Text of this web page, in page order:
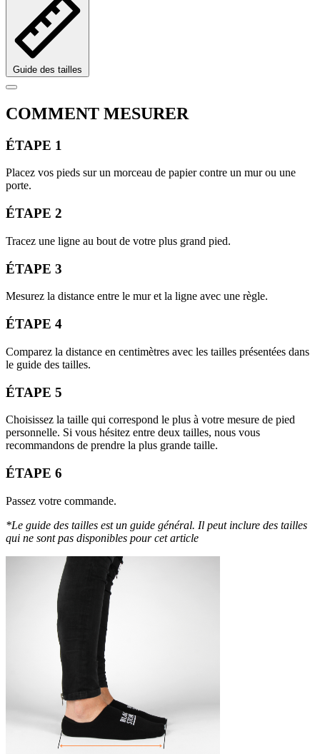
Guide des tailles
COMMENT MESURER
ÉTAPE 1
Placez vos pieds sur un morceau de papier contre un mur ou une
porte.
ÉTAPE 2
Tracez une ligne au bout de votre plus grand pied.
ÉTAPE 3
Mesurez la distance entre le mur et la ligne avec une règle.
ÉTAPE 4
Comparez la distance en centimètres avec les tailles présentées dans
le guide des tailles.
ÉTAPE 5
Choisissez la taille qui correspond le plus à votre mesure de pied
personnelle. Si vous hésitez entre deux tailles, nous vous
recommandons de prendre la plus grande taille.
ÉTAPE 6
Passez votre commande.
*Le guide des tailles est un guide général. Il peut inclure des tailles
qui ne sont pas disponibles pour cet article